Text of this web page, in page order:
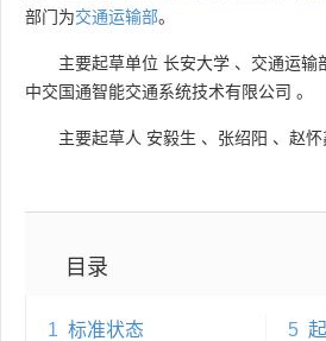
部门为交通运输部。
主要起草单位 长安大学 、 交通运输
中交国通智能交通系统技术有限公司 。
主要起草人 安毅生 、 张绍阳 、 赵怀
目录
1 标准状态
5